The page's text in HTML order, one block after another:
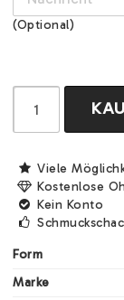
(Optional)
Viele
Kostenlose
Kein Konto
Form
Marke